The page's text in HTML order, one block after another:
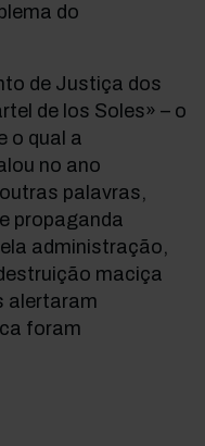
do
de Justiça dos
de los Soles» – o
o qual a
no ano
palavras,
propaganda
administração,
maciça
alertaram
foram